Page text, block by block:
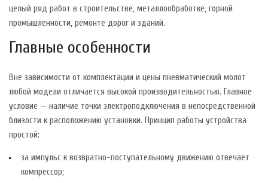
целый ряд работ в строительстве, металлообработке, горной
промышленности, ремонте дорог и зданий.
Главные особенности
Вне зависимости от комплектации и цены пневматический молот
любой модели отличается высокой производительностью. Главное
условие — наличие точки электроподключения в непосредственной
близости к расположению установки. Принцип работы устройства
простой:
за импульс к возвратно-поступательному движению отвечает
компрессор;